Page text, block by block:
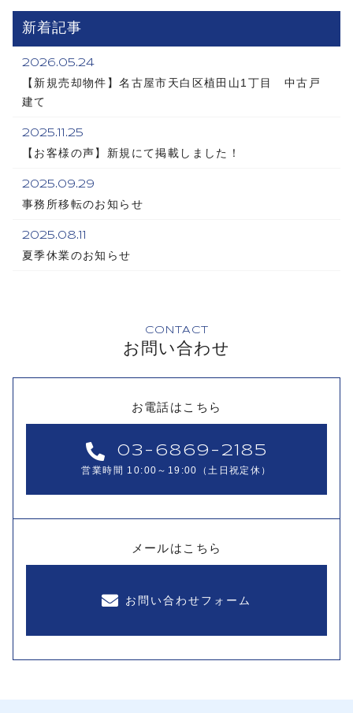
新着記事
2026.05.24
【新規売却物件】名古屋市天白区植田山1丁目 中古戸
建て
2025.11.25
【お客様の声】新規にて掲載しました！
2025.09.29
事務所移転のお知らせ
2025.08.11
夏季休業のお知らせ
CONTACT
お問い合わせ
お電話はこちら
03-6869-2185
営業時間 10:00～19:00（土日祝定休）
メールはこちら
お問い合わせフォーム